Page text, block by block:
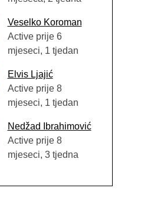
Veselko Koroman
Active prije 6
mjeseci, 1 tjedan
Elvis Ljajić
Active prije 8
mjeseci, 1 tjedan
Nedžad Ibrahimović
Active prije 8
mjeseci, 3 tjedna